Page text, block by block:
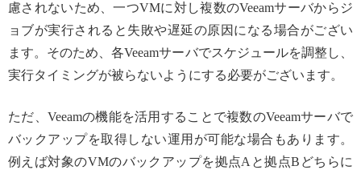
慮されないため、一つVMに対し複数のVeeamサーバからジ
ョブが実行されると失敗や遅延の原因になる場合がござい
ます。そのため、各Veeamサーバでスケジュールを調整し、
実行タイミングが被らないようにする必要がございます。
ただ、Veeamの機能を活用することで複数のVeeamサーバで
バックアップを取得しない運用が可能な場合もあります。
例えば対象のVMのバックアップを拠点Aと拠点Bどちらに